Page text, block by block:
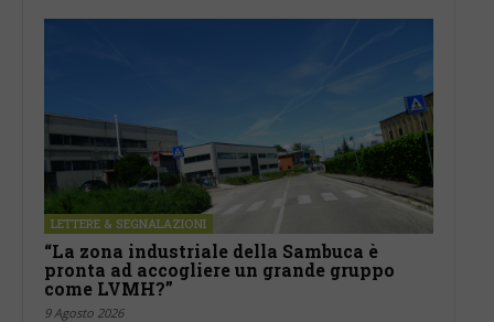
LETTERE & SEGNALAZIONI
“La zona industriale della Sambuca è
pronta ad accogliere un grande gruppo
come LVMH?”
9 Agosto 2026